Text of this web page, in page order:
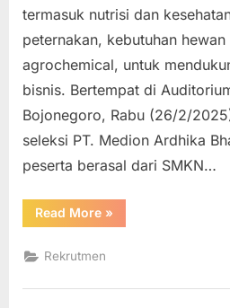
termasuk nutrisi dan
peternakan, kebutuhan
agrochemical, untuk
bisnis. Bertempat di
Bojonegoro, Rabu (26/2/
seleksi PT. Medion Ardhika
peserta berasal dari SMKN…
Read More“Rekrutmen
PT.
Bhakti,
Talenta
»
Rekrutmen